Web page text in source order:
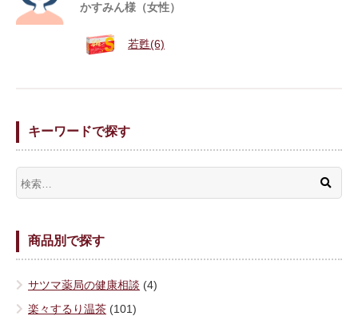
かすみん様（女性）
若甦(6)
キーワードで探す
商品別で探す
サツマ薬局の健康相談 (4)
楽々するり温茶 (101)